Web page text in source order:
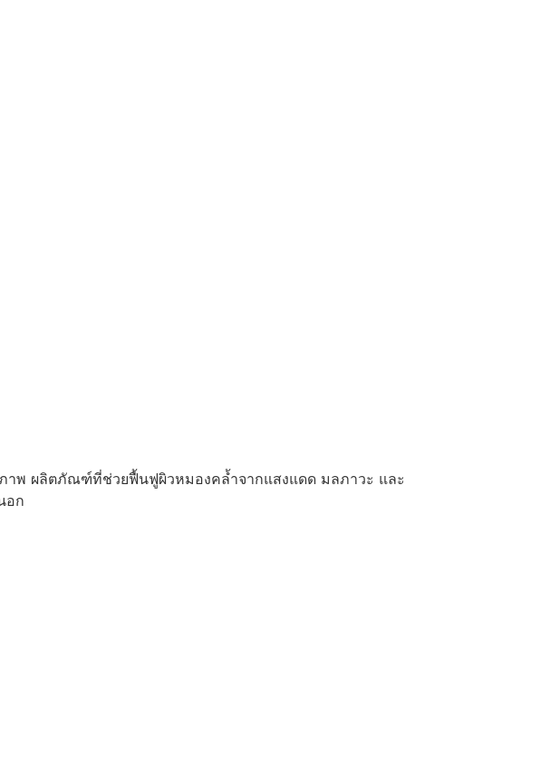
พ ผลิตภัณฑ์ที่ช่วยฟื้นฟูผิวหมองคล้ำจากแสงแดด มลภาวะ และ
อก